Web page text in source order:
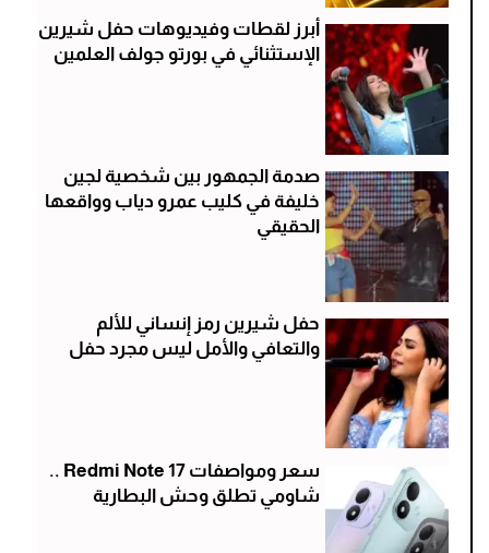
أبرز لقطات وفيديوهات حفل شيرين
الإستثنائي في بورتو جولف العلمين
صدمة الجمهور بين شخصية لجين
خليفة في كليب عمرو دياب وواقعها
الحقيقي
حفل شيرين رمز إنساني للألم
والتعافي والأمل ليس مجرد حفل
سعر ومواصفات Redmi Note 17 ..
شاومي تطلق وحش البطارية